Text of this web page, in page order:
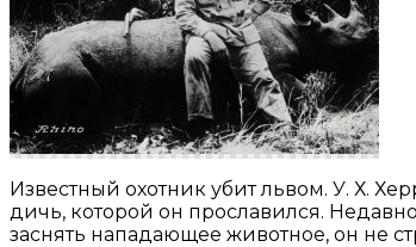
Известный охотник убит львом. У. Х.
дичь, которой он прославился.
заснять нападающее животное, он не